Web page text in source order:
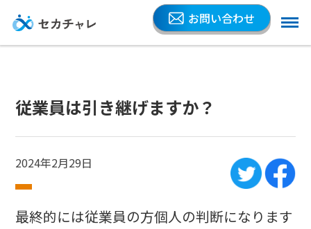
お問い合わせ
従業員は引き継げますか？
2024年2月29日
最終的には従業員の方個人の判断になります